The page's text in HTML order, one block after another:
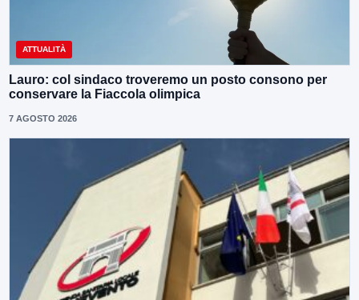
ATTUALITÀ
Lauro: col sindaco troveremo un posto consono per
conservare la Fiaccola olimpica
7 AGOSTO 2026